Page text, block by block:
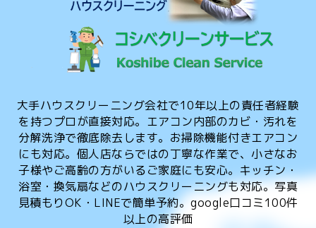
大手ハウスクリーニング会社で10年以上の責任者経験
を持つプロが直接対応。エアコン内部のカビ・汚れを
分解洗浄で徹底除去します。お掃除機能付きエアコン
にも対応。個人店ならではの丁寧な作業で、小さなお
子様やご高齢の方がいるご家庭にも安心。キッチン・
浴室・換気扇などのハウスクリーニングも対応。写真
見積もりOK・LINEで簡単予約。google口コミ100件
以上の高評価